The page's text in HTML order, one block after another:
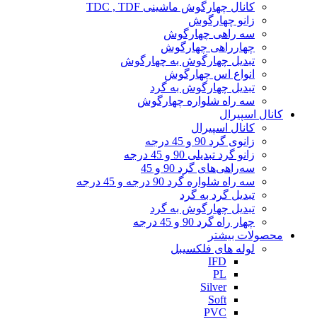
کانال چهارگوش ماشینی TDC , TDF
زانو چهارگوش
سه راهی چهارگوش
چهارراهی چهارگوش
تبدیل چهارگوش به چهارگوش
انواع اس چهارگوش
تبدیل چهارگوش به گرد
سه راه شلواره چهارگوش
کانال اسپیرال
کانال اسپیرال
زانوی گرد 90 و 45 درجه
زانو گرد تبدیلی 90 و 45 درجه
سه‌راهی‌های گرد 90 و 45
سه راه شلواره گرد 90 درجه و 45 درجه
تبدیل گرد به گرد
تبدیل چهارگوش به گرد
چهار راه گرد 90 و 45 درجه
محصولات بیشتر
لوله های فلکسیبل
IFD
PL
Silver
Soft
PVC